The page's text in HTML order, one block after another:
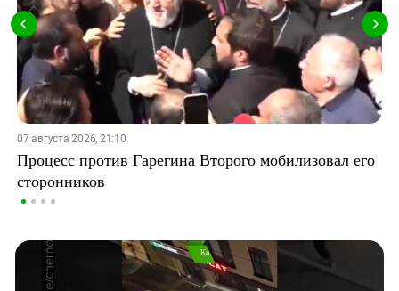
07 августа 2026, 21:10
Процесс против Гарегина Второго мобилизовал его
сторонников